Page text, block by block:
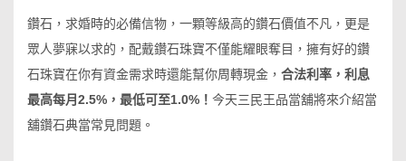
鑽石，求婚時的必備信物，一顆等級高的鑽石價值不凡，更是
眾人夢寐以求的，配戴鑽石珠寶不僅能耀眼奪目，擁有好的鑽
石珠寶在你有資金需求時還能幫你周轉現金， 合法利率，利息
最高每月2.5%，最低可至1.0%！ 今天三民王品當舖將來介紹當
舖鑽石典當常見問題。